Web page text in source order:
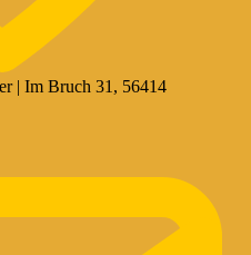
| Im Bruch 31, 56414